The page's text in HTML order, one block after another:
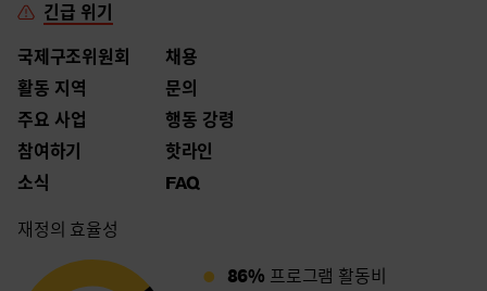
긴급 위기
국제구조위원회
활동 지역
주요 사업
참여하기
소식
채용
문의
행동 강령
핫라인
FAQ
재정의 효율성
86% 프로그램 활동비